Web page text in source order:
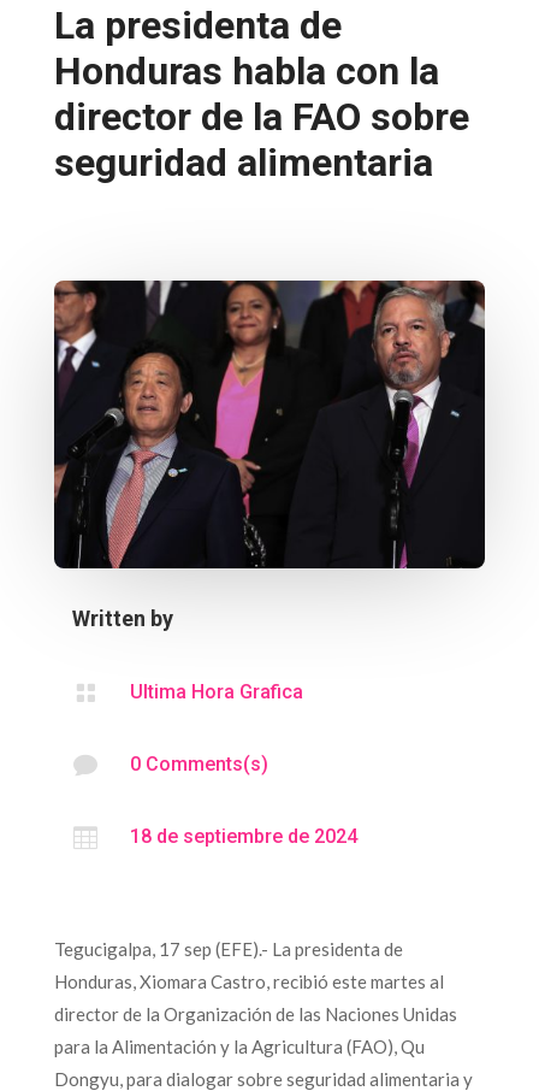
La presidenta de
Honduras habla con la
director de la FAO sobre
seguridad alimentaria
Written by
 Ultima Hora Grafica
 0 Comments(s)
 18 de septiembre de 2024
Tegucigalpa, 17 sep (EFE).- La presidenta de
Honduras, Xiomara Castro, recibió este martes al
director de la Organización de las Naciones Unidas
para la Alimentación y la Agricultura (FAO), Qu
Dongyu, para dialogar sobre seguridad alimentaria y